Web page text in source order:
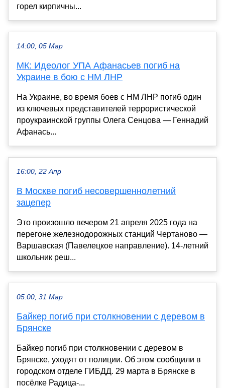
горел кирпичны...
14:00, 05 Мар
МК: Идеолог УПА Афанасьев погиб на
Украине в бою с НМ ЛНР
На Украине, во время боев с НМ ЛНР погиб один
из ключевых представителей террористической
проукраинской группы Олега Сенцова — Геннадий
Афанась...
16:00, 22 Апр
В Москве погиб несовершеннолетний
зацепер
Это произошло вечером 21 апреля 2025 года на
перегоне железнодорожных станций Чертаново —
Варшавская (Павелецкое направление). 14-летний
школьник реш...
05:00, 31 Мар
Байкер погиб при столкновении с деревом в
Брянске
Байкер погиб при столкновении с деревом в
Брянске, уходят от полиции. Об этом сообщили в
городском отделе ГИБДД. 29 марта в Брянске в
посёлке Радица-...